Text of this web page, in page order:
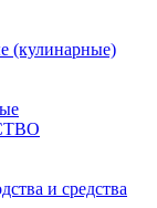
(кулинарные)
и средства